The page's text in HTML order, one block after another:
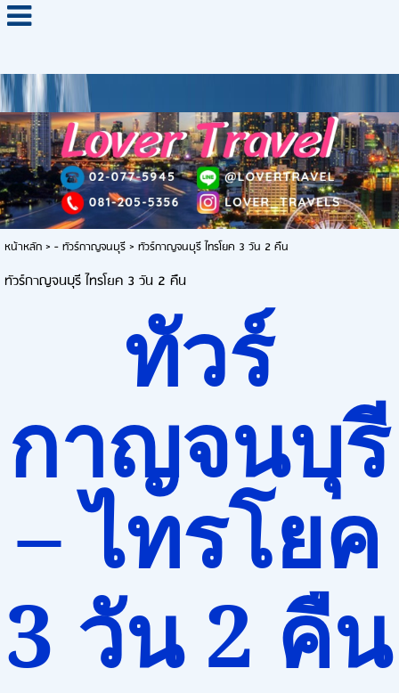
หน้าหลัก> - ทัวร์กาญจนบุรี> ทัวร์กาญจนบุรี ไทรโยค 3 วัน 2 คืน
ทัวร์กาญจนบุรี ไทรโยค 3 วัน 2 คืน
ทัวร์
กาญจนบุรี
–ไทรโยค
3 วัน2 คืน